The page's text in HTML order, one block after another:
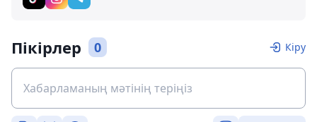
Пікірлер 0 Кіру